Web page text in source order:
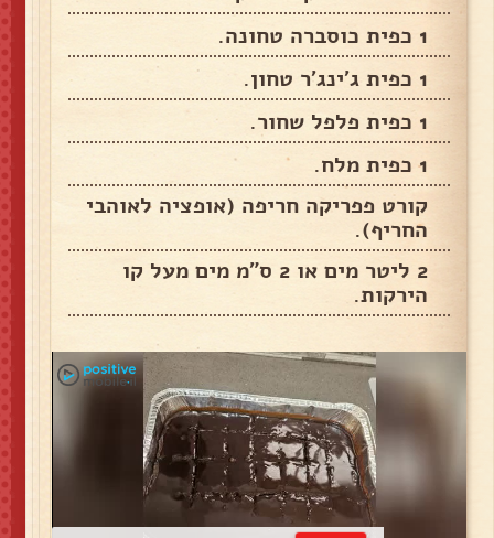
1 כפית כוסברה טחונה.
1 כפית ג'ינג'ר טחון.
1 כפית פלפל שחור.
1 כפית מלח.
קורט פפריקה חריפה (אופציה לאוהבי
החריף).
2 ליטר מים או 2 ס"מ מים מעל קו
הירקות.